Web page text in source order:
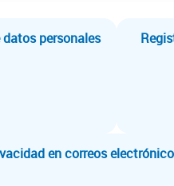
personales
en correos